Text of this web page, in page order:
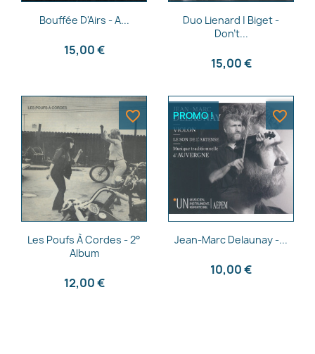
Aperçu rapide
Bouffée D'Airs - A...
15,00 €
Aperçu rapide
Duo Lienard | Biget -
Don't...
15,00 €
Aperçu rapide
Les Poufs À Cordes - 2°
Album
12,00 €
favorite_border
Aperçu rapide
Jean-Marc Delaunay -...
10,00 €
PROMO ! favorite_border